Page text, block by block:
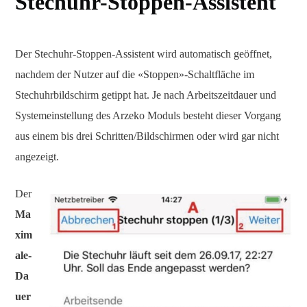
Der Stechuhr-Stoppen-Assistent wird automatisch geöffnet,
nachdem der Nutzer auf die «Stoppen»-Schaltfläche im
Stechuhrbildschirm getippt hat. Je nach Arbeitszeitdauer und
Systemeinstellung des Arzeko Moduls besteht dieser Vorgang
aus einem bis drei Schritten/Bildschirmen oder wird gar nicht
angezeigt.
Der
Ma
xim
ale-
Da
uer